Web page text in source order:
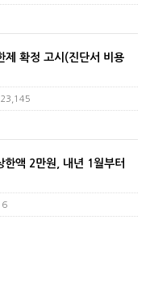
제 확정 고시(진단서 비용
23,145
한액 2만원, 내년 1월부터